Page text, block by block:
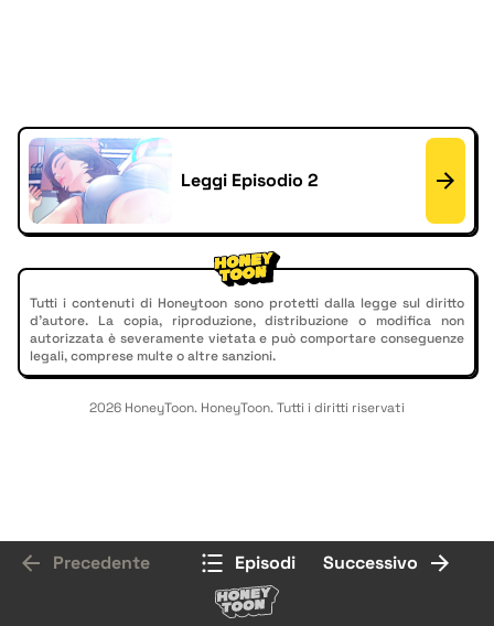
Leggi Episodio 2
Tutti i contenuti di Honeytoon sono protetti dalla legge sul diritto
d'autore. La copia, riproduzione, distribuzione o modifica non
autorizzata è severamente vietata e può comportare conseguenze
legali, comprese multe o altre sanzioni.
2026 HoneyToon. HoneyToon. Tutti i diritti riservati
Precedente Episodi Successivo